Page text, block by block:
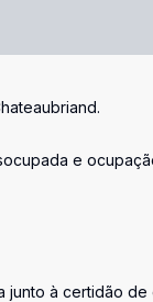
e
à certidão